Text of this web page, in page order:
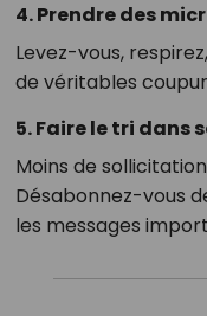
4.Prendre des
Levez-vous,
de véritables
5.Faire le tri dans
Moins de
Désabonnez-vous
les messages